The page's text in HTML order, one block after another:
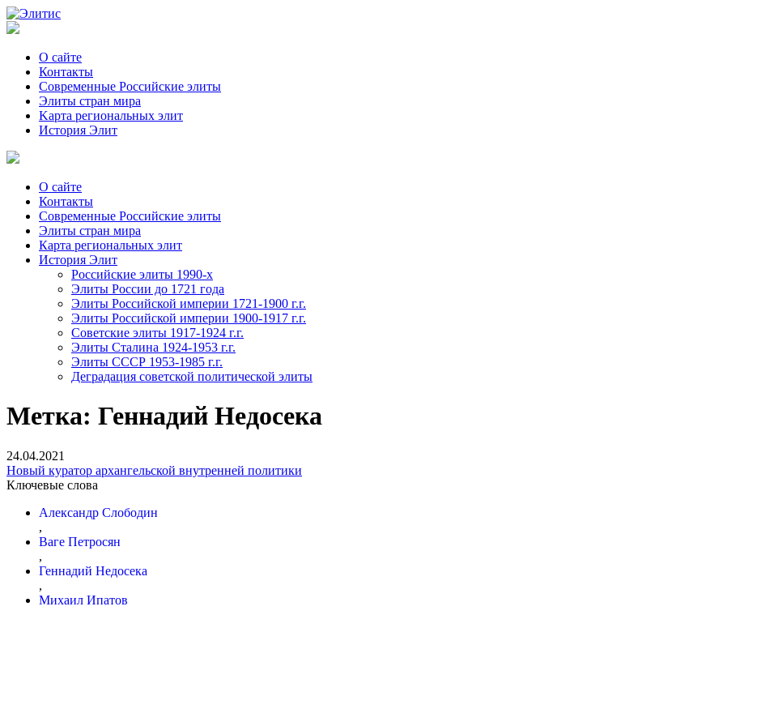
О сайте
Контакты
Современные Российские элиты
Элиты стран мира
Kартa региональных элит
История Элит
О сайте
Контакты
Современные Российские элиты
Элиты стран мира
Картa региональных элит
История Элит
Российские элиты 1990-х
Элиты России до 1721 года
Элиты Российской империи 1721-1900 г.г.
Элиты Российской империи 1900-1917 г.г.
Советские элиты 1917-1924 г.г.
Элиты Сталина 1924-1953 г.г.
Элиты СССР 1953-1985 г.г.
Деградация советской политической элиты
Метка: Геннадий Недосека
24.04.2021
Новый куратор архангельской внутренней политики
Ключевые слова
Александр Слободин
,
Ваге Петросян
,
Геннадий Недосека
,
Михаил Ипатов